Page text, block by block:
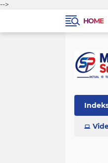
-->
HOME